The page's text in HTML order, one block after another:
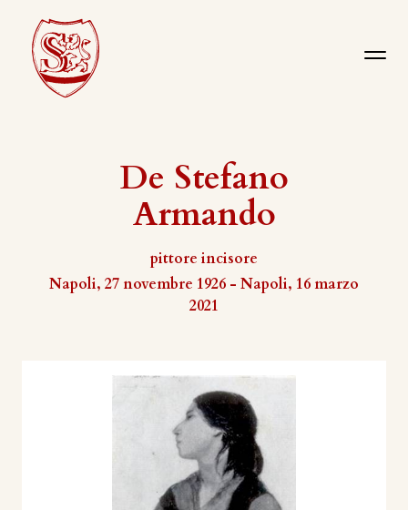
De Stefano
Armando
pittore incisore
Napoli, 27 novembre 1926 - Napoli, 16 marzo
2021